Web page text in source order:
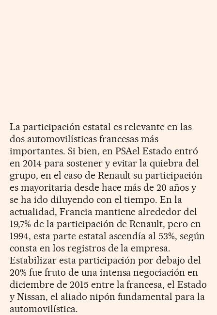
La participación estatal es relevante en las
dos automovilísticas francesas más
importantes. Si bien, en PSAel Estado entró
en 2014 para sostener y evitar la quiebra del
grupo, en el caso de Renault su participación
es mayoritaria desde hace más de 20 años y
se ha ido diluyendo con el tiempo. En la
actualidad, Francia mantiene alrededor del
19,7% de la participación de Renault, pero en
1994, esta parte estatal ascendía al 53%, según
consta en los registros de la empresa.
Estabilizar esta participación por debajo del
20% fue fruto de una intensa negociación en
diciembre de 2015 entre la francesa, el Estado
y Nissan, el aliado nipón fundamental para la
automovilística.